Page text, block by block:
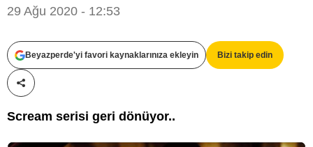
29 Ağu 2020 - 12:53
Beyazperde'yi favori kaynaklarınıza ekleyin Bizi takip edin
Paylaş!
Scream serisi geri dönüyor..